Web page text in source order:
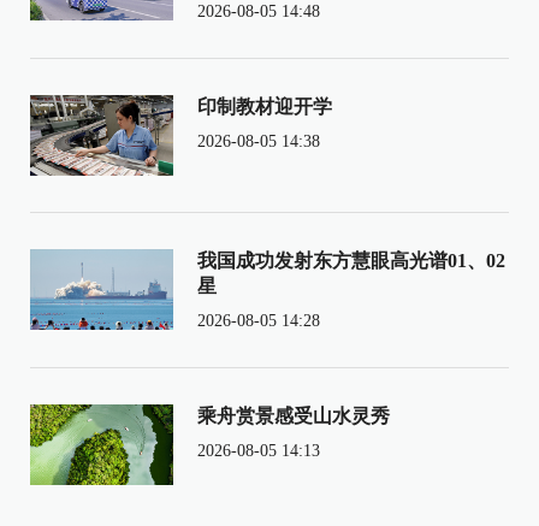
2026-08-05 14:48
印制教材迎开学
2026-08-05 14:38
我国成功发射东方慧眼高光谱01、02
星
2026-08-05 14:28
乘舟赏景感受山水灵秀
2026-08-05 14:13